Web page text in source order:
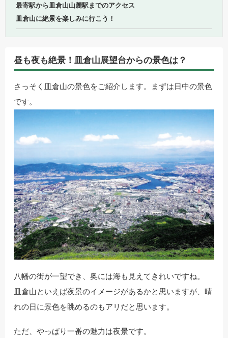
最寄駅から皿倉山山麓駅までのアクセス
皿倉山に絶景を楽しみに行こう！
昼も夜も絶景！皿倉山展望台からの景色は？
さっそく皿倉山の景色をご紹介します。まずは日中の景色
です。
八幡の街が一望でき、奥には海も見えてきれいですね。
皿倉山といえば夜景のイメージがあるかと思いますが、晴
れの日に景色を眺めるのもアリだと思います。
ただ、やっぱり一番の魅力は夜景です。